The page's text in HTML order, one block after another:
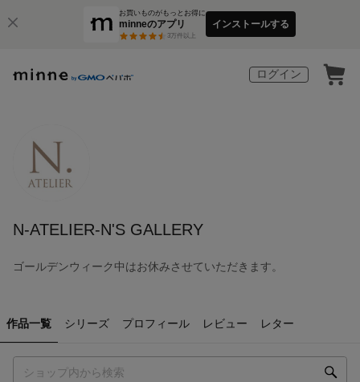
お買いものがもっとお得に
minneのアプリ
3万件以上
インストールする
ログイン
N-ATELIER-N'S GALLERY
ゴールデンウィーク中はお休みさせていただきます。
作品一覧 シリーズ プロフィール レビュー レター